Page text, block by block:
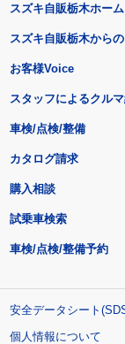
スズキ自販栃木ホーム
スズキ自販栃木から
お客様Voice
スタッフによるクル
車検/点検/整備
カタログ請求
購入相談
試乗車検索
車検/点検/整備予約
安全データシート
個人情報について